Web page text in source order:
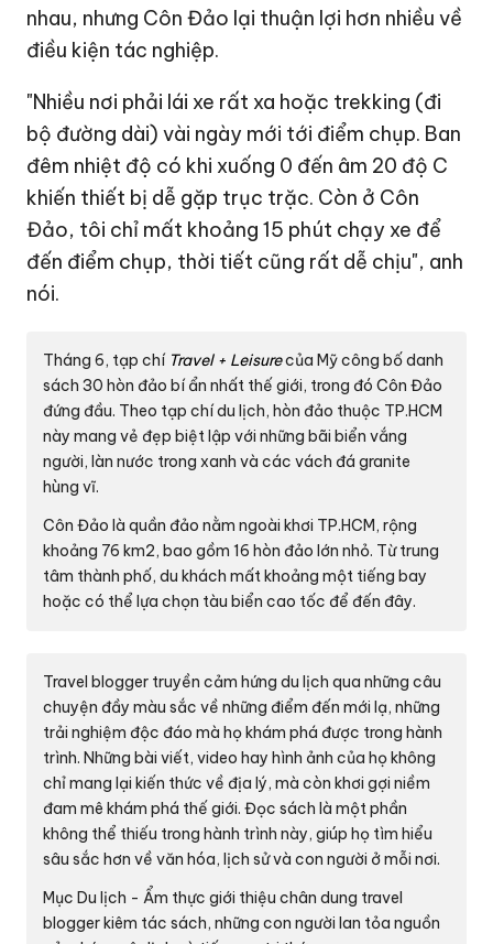
nhau, nhưng Côn Đảo lại thuận lợi hơn nhiều về
điều kiện tác nghiệp.
"Nhiều nơi phải lái xe rất xa hoặc trekking (đi
bộ đường dài) vài ngày mới tới điểm chụp. Ban
đêm nhiệt độ có khi xuống 0 đến âm 20 độ C
khiến thiết bị dễ gặp trục trặc. Còn ở Côn
Đảo, tôi chỉ mất khoảng 15 phút chạy xe để
đến điểm chụp, thời tiết cũng rất dễ chịu", anh
nói.
Tháng 6, tạp chí Travel + Leisurecủa Mỹ công bố danh
sách 30 hòn đảo bí ẩn nhất thế giới, trong đó Côn Đảo
đứng đầu. Theo tạp chí du lịch, hòn đảo thuộc TP.HCM
này mang vẻ đẹp biệt lập với những bãi biển vắng
người, làn nước trong xanh và các vách đá granite
hùng vĩ.
Côn Đảo là quần đảo nằm ngoài khơi TP.HCM, rộng
khoảng 76 km2, bao gồm 16 hòn đảo lớn nhỏ. Từ trung
tâm thành phố, du khách mất khoảng một tiếng bay
hoặc có thể lựa chọn tàu biển cao tốc để đến đây.
Travel blogger truyền cảm hứng du lịch qua những câu
chuyện đầy màu sắc về những điểm đến mới lạ, những
trải nghiệm độc đáo mà họ khám phá được trong hành
trình. Những bài viết, video hay hình ảnh của họ không
chỉ mang lại kiến thức về địa lý, mà còn khơi gợi niềm
đam mê khám phá thế giới. Đọc sách là một phần
không thể thiếu trong hành trình này, giúp họ tìm hiểu
sâu sắc hơn về văn hóa, lịch sử và con người ở mỗi nơi.
Mục Du lịch - Ẩm thực giới thiệu chân dung travel
blogger kiêm tác sách, những con người lan tỏa nguồn